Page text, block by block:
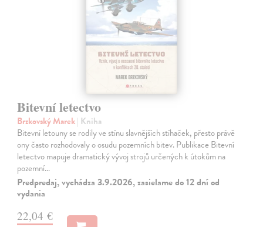
Bitevní letectvo
Brzkovský Marek| Kniha
Bitevní letouny se rodily ve stínu slavnějších stíhaček, přesto právě
ony často rozhodovaly o osudu pozemních bitev. Publikace Bitevní
letectvo mapuje dramatický vývoj strojů určených k útokům na
pozemní…
Predpredaj, vychádza 3.9.2026, zasielame do 12 dní od
vydania
22,04 €